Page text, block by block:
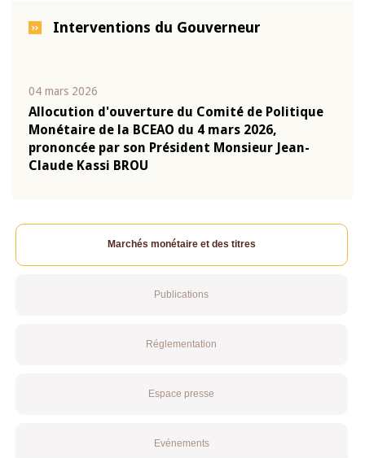
Interventions du Gouverneur
04 mars 2026
Allocution d'ouverture du Comité de Politique
Monétaire de la BCEAO du 4 mars 2026,
prononcée par son Président Monsieur Jean-
Claude Kassi BROU
Marchés monétaire et des titres
Publications
Réglementation
Espace presse
Evénements